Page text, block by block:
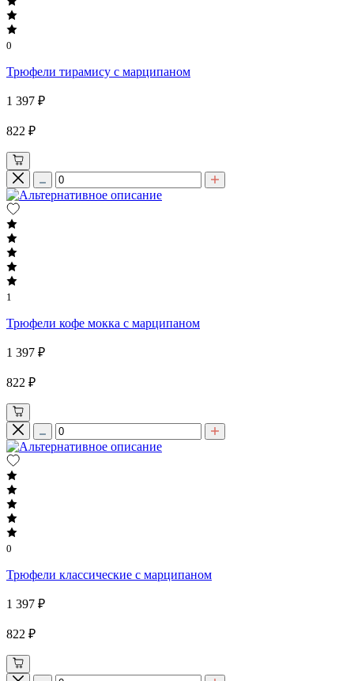
0
Трюфели тирамису с марципаном
1 397 ₽
822 ₽
1
Трюфели кофе мокка с марципаном
1 397 ₽
822 ₽
0
Трюфели классические с марципаном
1 397 ₽
822 ₽